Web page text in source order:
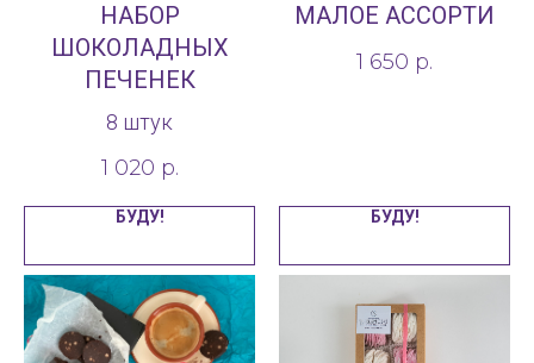
НАБОР
ШОКОЛАДНЫХ
ПЕЧЕНЕК
8 штук
1 020 р.
БУДУ!
МАЛОЕ АССОРТИ
1 650 р.
БУДУ!